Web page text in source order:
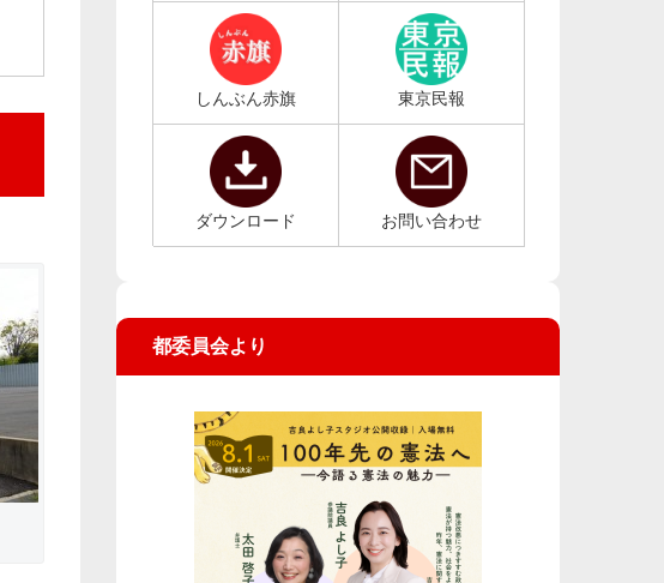
しんぶん赤旗 東京民報
ダウンロード お問い合わせ
都委員会より